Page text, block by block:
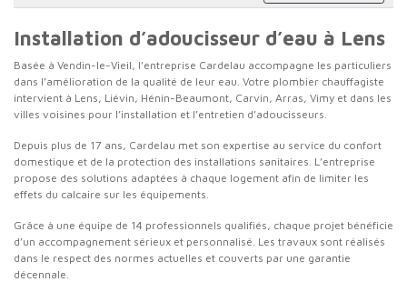
Installation d’adoucisseur d’eau à Lens
Basée à Vendin-le-Vieil, l’entreprise Cardelau accompagne les particuliers
dans l’amélioration de la qualité de leur eau. Votre plombier chauffagiste
intervient à Lens, Liévin, Hénin-Beaumont, Carvin, Arras, Vimy et dans les
villes voisines pour l’installation et l’entretien d’adoucisseurs.
Depuis plus de 17 ans, Cardelau met son expertise au service du confort
domestique et de la protection des installations sanitaires. L’entreprise
propose des solutions adaptées à chaque logement afin de limiter les
effets du calcaire sur les équipements.
Grâce à une équipe de 14 professionnels qualifiés, chaque projet bénéficie
d’un accompagnement sérieux et personnalisé. Les travaux sont réalisés
dans le respect des normes actuelles et couverts par une garantie
décennale.